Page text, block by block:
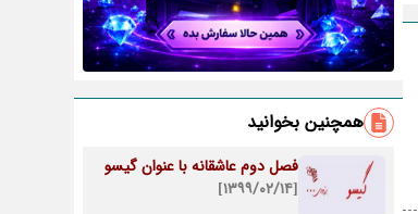
همچنین بخوانید
فصل دوم عاشقانه با عنوان گیسو
[۱۳۹۹/۰۲/۱۴]